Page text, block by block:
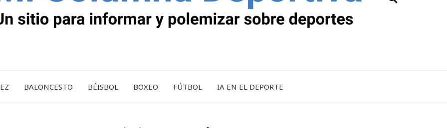
BALONCESTO BÉISBOL BOXEO FÚTBOL IA EN EL DEPORTE